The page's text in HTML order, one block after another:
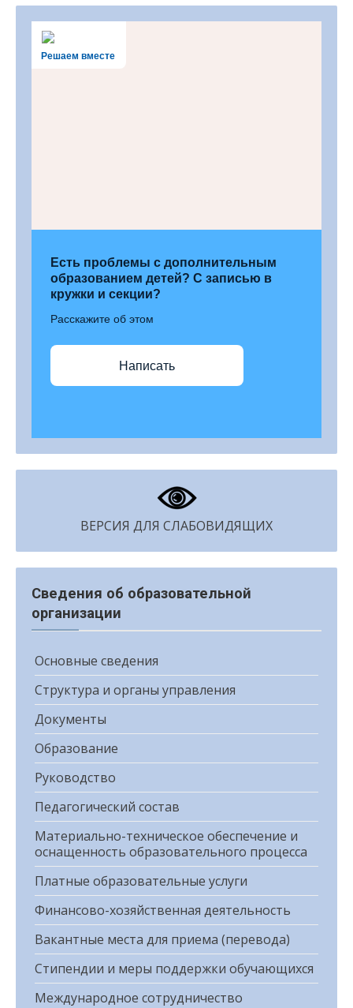
Решаем вместе
Есть проблемы с дополнительным
образованием детей? С записью в
кружки и секции?
Расскажите об этом
Написать
ВЕРСИЯ ДЛЯ СЛАБОВИДЯЩИХ
Сведения об образовательной
организации
Основные сведения
Структура и органы управления
Документы
Образование
Руководство
Педагогический состав
Материально-техническое обеспечение и
оснащенность образовательного процесса
Платные образовательные услуги
Финансово-хозяйственная деятельность
Вакантные места для приема (перевода)
Стипендии и меры поддержки обучающихся
Международное сотрудничество